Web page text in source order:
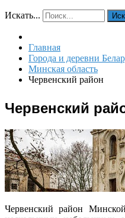
Искать...
Главная
Города и деревни
Минская область
Червенский район
Червенский
Червенский район